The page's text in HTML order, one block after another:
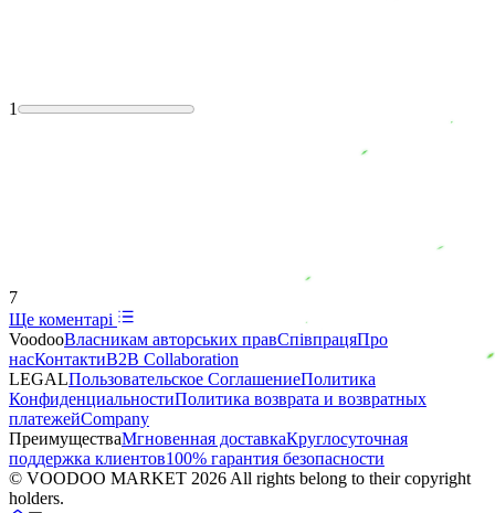
1
7
Ще коментарі
VoodooВласникам авторських правСпівпрацяПро
насКонтактиB2B Collaboration
LEGALПользовательское СоглашениеПолитика
КонфиденциальностиПолитика возврата и возвратных
платежейCompany
ПреимуществаМгновенная доставкаКруглосуточная
поддержка клиентов100% гарантия безопасности
© VOODOO MARKET 2026 All rights belong to their copyright
holders.